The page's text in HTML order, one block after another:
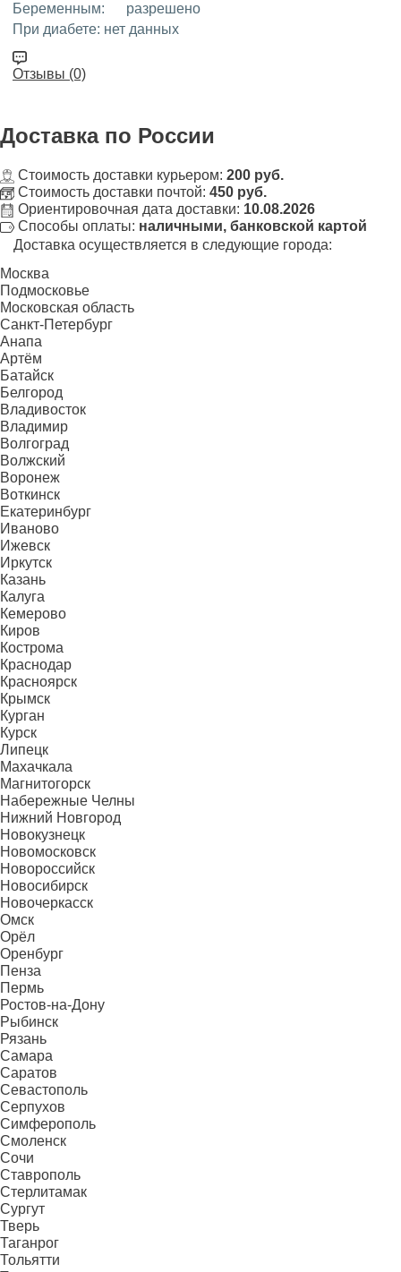
Беременным:
разрешено
При диабете: нет данных
Отзывы (0)
Доставка по России
Стоимость доставки курьером: 200 руб.
Стоимость доставки почтой: 450 руб.
Ориентировочная дата доставки: 10.08.2026
Способы оплаты: наличными, банковской картой
Доставка осуществляется в следующие города:
Москва
Подмосковье
Московская область
Санкт-Петербург
Анапа
Артём
Батайск
Белгород
Владивосток
Владимир
Волгоград
Волжский
Воронеж
Воткинск
Екатеринбург
Иваново
Ижевск
Иркутск
Казань
Калуга
Кемерово
Киров
Кострома
Краснодар
Красноярск
Крымск
Курган
Курск
Липецк
Махачкала
Магнитогорск
Набережные Челны
Нижний Новгород
Новокузнецк
Новомосковск
Новороссийск
Новосибирск
Новочеркасск
Омск
Орёл
Оренбург
Пенза
Пермь
Ростов-на-Дону
Рыбинск
Рязань
Самара
Саратов
Севастополь
Серпухов
Симферополь
Смоленск
Сочи
Ставрополь
Стерлитамак
Сургут
Тверь
Таганрог
Тольятти